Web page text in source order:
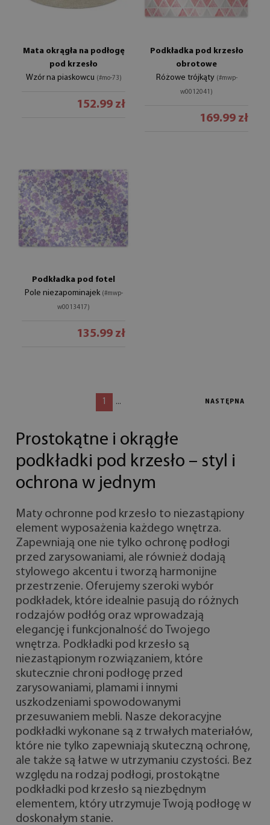
Mata okrągła na podłogę
pod krzesło
Wzór na piaskowcu (#mo-73)
152.99 zł
Podkładka pod krzesło
obrotowe
Różowe trójkąty (#mwp-
w0012041)
169.99 zł
Podkładka pod fotel
Pole niezapominajek (#mwp-
w0013417)
135.99 zł
1 ... NASTĘPNA
Prostokątne i okrągłe
podkładki pod krzesło – styl i
ochrona w jednym
Maty ochronne pod krzesło to niezastąpiony
element wyposażenia każdego wnętrza.
Zapewniają one nie tylko ochronę podłogi
przed zarysowaniami, ale również dodają
stylowego akcentu i tworzą harmonijne
przestrzenie. Oferujemy szeroki wybór
podkładek, które idealnie pasują do różnych
rodzajów podłóg oraz wprowadzają
elegancję i funkcjonalność do Twojego
wnętrza. Podkładki pod krzesło są
niezastąpionym rozwiązaniem, które
skutecznie chroni podłogę przed
zarysowaniami, plamami i innymi
uszkodzeniami spowodowanymi
przesuwaniem mebli. Nasze dekoracyjne
podkładki wykonane są z trwałych materiałów,
które nie tylko zapewniają skuteczną ochronę,
ale także są łatwe w utrzymaniu czystości. Bez
względu na rodzaj podłogi, prostokątne
podkładki pod krzesło są niezbędnym
elementem, który utrzymuje Twoją podłogę w
doskonałym stanie.